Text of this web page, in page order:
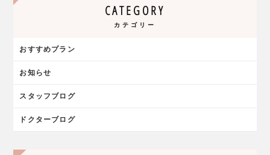
CATEGORY
カテゴリー
おすすめプラン
お知らせ
スタッフブログ
ドクターブログ